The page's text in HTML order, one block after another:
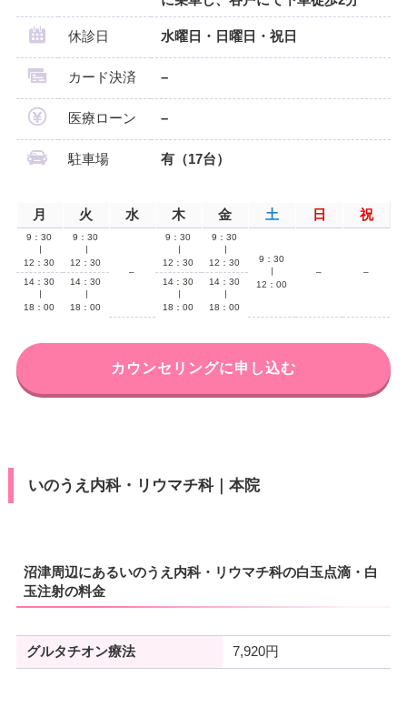
休診日 水曜日・日曜日・祝日
カード決済 –
医療ローン –
駐車場 有（17台）
月 火 水 木 金 土 日 祝
9：30
12：30
9：30
12：30
–
9：30
12：30
9：30
12：30
9：30
12：00
–
–
14：30
18：00
14：30
18：00
14：30
18：00
14：30
18：00
カウンセリングに申し込む
いのうえ内科・リウマチ科｜本院
沼津周辺にあるいのうえ内科・リウマチ科の白玉点滴・白
玉注射の料金
グルタチオン療法 7,920円